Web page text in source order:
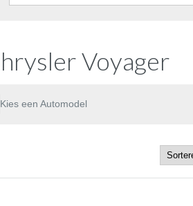
Voyager
Kies een Automodel